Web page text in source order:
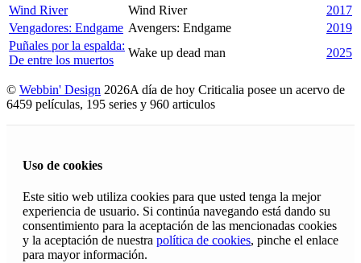
Wind River
Wind River
2017
Vengadores: Endgame Avengers: Endgame
2019
Puñales por la espalda:
De entre los muertos
Wake up dead man 2025
© Webbin' Design 2026A día de hoy Criticalia posee un acervo de
6459 películas, 195 series y 960 articulos
Uso de cookies
Este sitio web utiliza cookies para que usted tenga la mejor
experiencia de usuario. Si continúa navegando está dando su
consentimiento para la aceptación de las mencionadas cookies
y la aceptación de nuestra política de cookies, pinche el enlace
para mayor información.